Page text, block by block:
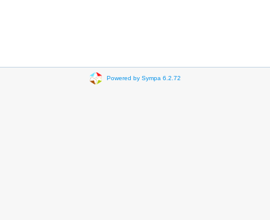
Powered by Sympa 6.2.72